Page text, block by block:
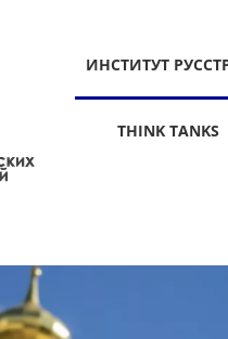
ИНСТИТУТ
THINK TANKS